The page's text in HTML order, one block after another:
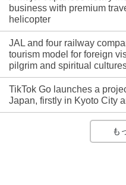
business with premium
helicopter
JAL and four railway
tourism model for foreign
pilgrim and spiritual
TikTok Go launches a
Japan, firstly in Kyoto City
も